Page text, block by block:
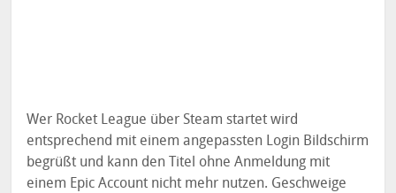
Wer Rocket League über Steam startet wird
entsprechend mit einem angepassten Login Bildschirm
begrüßt und kann den Titel ohne Anmeldung mit
einem Epic Account nicht mehr nutzen. Geschweige